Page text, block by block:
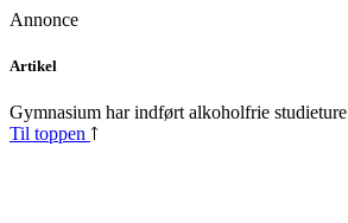
Annonce
Skip
content
Artikel
Gymnasium har indført alkoholfrie studieture
Til toppen